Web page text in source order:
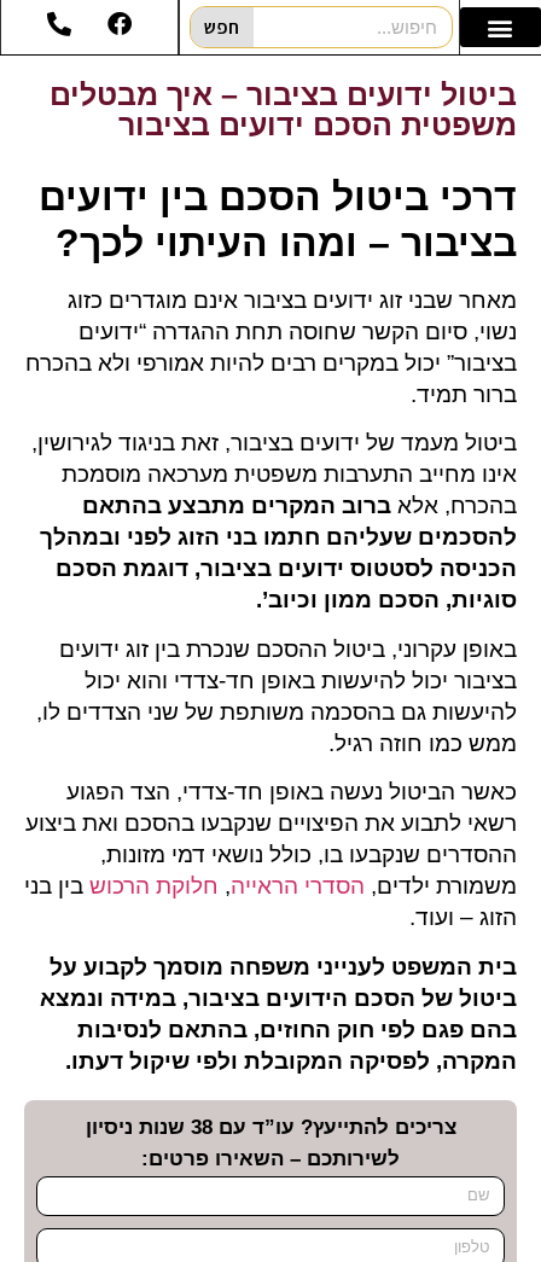
חפש
ביטול ידועים בציבור – איך מבטלים
משפטית הסכם ידועים בציבור
דרכי ביטול הסכם בין ידועים
בציבור – ומהו העיתוי לכך?
מאחר שבני זוג ידועים בציבור אינם מוגדרים כזוג
נשוי, סיום הקשר שחוסה תחת ההגדרה “ידועים
בציבור” יכול במקרים רבים להיות אמורפי ולא בהכרח
ברור תמיד.
ביטול מעמד של ידועים בציבור, זאת בניגוד לגירושין,
אינו מחייב התערבות משפטית מערכאה מוסמכת
בהכרח, אלא ברוב המקרים מתבצע בהתאם
להסכמים שעליהם חתמו בני הזוג לפני ובמהלך
הכניסה לסטטוס ידועים בציבור, דוגמת הסכם
סוגיות, הסכם ממון וכיוב’.
באופן עקרוני, ביטול ההסכם שנכרת בין זוג ידועים
בציבור יכול להיעשות באופן חד-צדדי והוא יכול
להיעשות גם בהסכמה משותפת של שני הצדדים לו,
ממש כמו חוזה רגיל.
כאשר הביטול נעשה באופן חד-צדדי, הצד הפגוע
רשאי לתבוע את הפיצויים שנקבעו בהסכם ואת ביצוע
ההסדרים שנקבעו בו, כולל נושאי דמי מזונות,
משמורת ילדים, הסדרי הראייה, חלוקת הרכוש בין בני
הזוג – ועוד.
בית המשפט לענייני משפחה מוסמך לקבוע על
ביטול של הסכם הידועים בציבור, במידה ונמצא
בהם פגם לפי חוק החוזים, בהתאם לנסיבות
המקרה, לפסיקה המקובלת ולפי שיקול דעתו.
צריכים להתייעץ? עו”ד עם 38 שנות ניסיון
לשירותכם – השאירו פרטים: